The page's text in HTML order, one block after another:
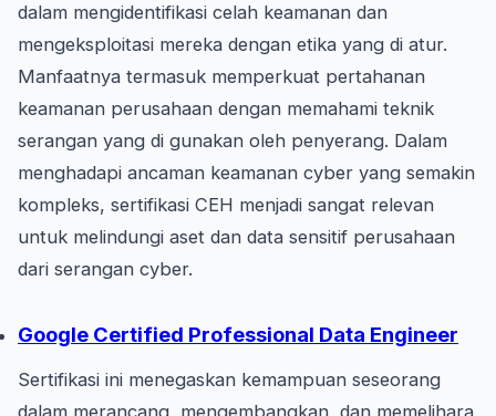
dalam mengidentifikasi celah keamanan dan
mengeksploitasi mereka dengan etika yang di atur.
Manfaatnya termasuk memperkuat pertahanan
keamanan perusahaan dengan memahami teknik
serangan yang di gunakan oleh penyerang. Dalam
menghadapi ancaman keamanan cyber yang semakin
kompleks, sertifikasi CEH menjadi sangat relevan
untuk melindungi aset dan data sensitif perusahaan
dari serangan cyber.
Google Certified Professional Data Engineer
Sertifikasi ini menegaskan kemampuan seseorang